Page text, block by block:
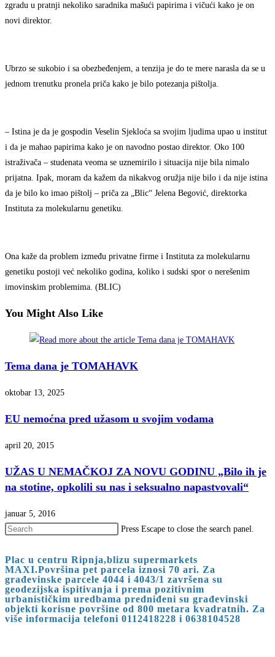
zgradu u pratnji nekoliko saradnika mašući papirima i vičući kako je on
novi direktor.
Ubrzo se sukobio i sa obezbeđenjem, a tenzija je do te mere narasla da se u
jednom trenutku pronela priča kako je bilo potezanja pištolja.
– Istina je da je gospodin Veselin Sjekloća sa svojim ljudima upao u institut
i da je mahao papirima kako je on navodno postao direktor. Oko 100
istraživača – studenata veoma se uznemirilo i situacija nije bila nimalo
prijatna. Ipak, moram da kažem da nikakvog oružja nije bilo i da nije istina
da je bilo ko imao pištolj – priča za „Blic“ Jelena Begović, direktorka
Instituta za molekularnu genetiku.
Ona kaže da problem između privatne firme i Instituta za molekularnu
genetiku postoji već nekoliko godina, koliko i sudski spor o nerešenim
imovinskim problemima. (BLIC)
You Might Also Like
Tema dana je TOMAHAVK
oktobar 13, 2025
EU nemoćna pred užasom u svojim vodama
april 20, 2015
UŽAS U NEMAČKOJ ZA NOVU GODINU „Bilo ih je
na stotine, opkolili su nas i seksualno napastvovali“
januar 5, 2016
Press Escape to close the search panel.
Plac u centru Ripnja,blizu supermarkets
MAXI.Površina pet parcela iznosi 70 ari. Za
građevinske parcele 4044 i 4043/1 završena su
geodezijska ispitivanja i prema pozitivnim
urbanističkim uredbama predniđeni su građevinski
objekti korisne površine od 800 metara kvadratnih. Za
više informacija telefoni 0112418228 i 0638104528